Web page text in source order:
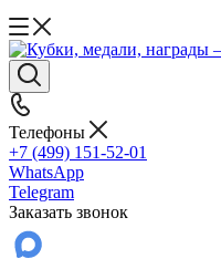
Телефоны
+7 (499) 151-52-01
WhatsApp
Telegram
Заказать звонок